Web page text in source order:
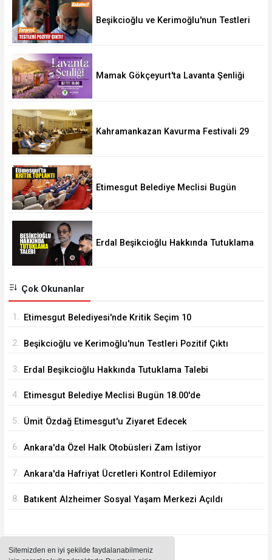
Sitemizden en iyi şekilde faydalanabilmeniz
Beşikcioğlu ve Kerimoğlu'nun Testleri
Mamak Gökçeyurt'ta Lavanta Şenliği
Kahramankazan Kavurma Festivali 29
Etimesgut Belediye Meclisi Bugün
Erdal Beşikcioğlu Hakkında Tutuklama
Çok Okunanlar
1. Etimesgut Belediyesi'nde Kritik Seçim 10
2. Beşikcioğlu ve Kerimoğlu'nun Testleri Pozitif Çıktı
3. Erdal Beşikcioğlu Hakkında Tutuklama Talebi
4. Etimesgut Belediye Meclisi Bugün 18.00'de
5. Ümit Özdağ Etimesgut'u Ziyaret Edecek
6. Ankara'da Özel Halk Otobüsleri Zam İstiyor
7. Ankara'da Hafriyat Ücretleri Kontrol Edilemiyor
8. Batıkent Alzheimer Sosyal Yaşam Merkezi Açıldı